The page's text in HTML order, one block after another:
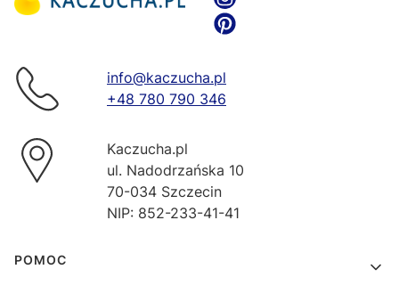
info@kaczucha.pl
+48 780 790 346
Kaczucha.pl
ul. Nadodrzańska 10
70-034 Szczecin
NIP: 852-233-41-41
Linki w stopce
POMOC